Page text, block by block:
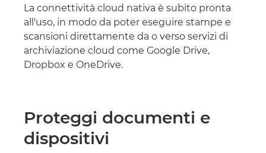
La connettività cloud nativa è subito pronta
all'uso, in modo da poter eseguire stampe e
scansioni direttamente da o verso servizi di
archiviazione cloud come Google Drive,
Dropbox e OneDrive.
Proteggi documenti e
dispositivi